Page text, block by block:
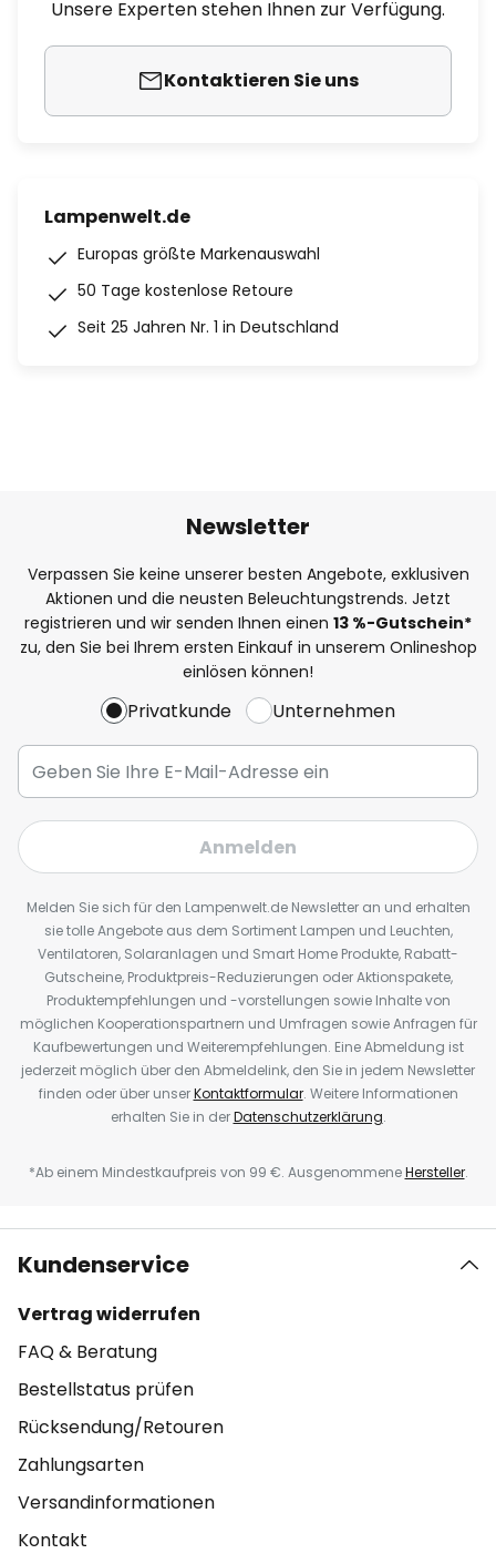
Unsere Experten stehen Ihnen zur Verfügung.
Kontaktieren Sie uns
Lampenwelt.de
Europas größte Markenauswahl
50 Tage kostenlose Retoure
Seit 25 Jahren Nr. 1 in Deutschland
Newsletter
Verpassen Sie keine unserer besten Angebote, exklusiven
Aktionen und die neusten Beleuchtungstrends. Jetzt
registrieren und wir senden Ihnen einen 13 %-Gutschein*
zu, den Sie bei Ihrem ersten Einkauf in unserem Onlineshop
einlösen können!
Privatkunde Unternehmen
Anmelden
Melden Sie sich für den Lampenwelt.de Newsletter an und erhalten
sie tolle Angebote aus dem Sortiment Lampen und Leuchten,
Ventilatoren, Solaranlagen und Smart Home Produkte, Rabatt-
Gutscheine, Produktpreis-Reduzierungen oder Aktionspakete,
Produktempfehlungen und -vorstellungen sowie Inhalte von
möglichen Kooperationspartnern und Umfragen sowie Anfragen für
Kaufbewertungen und Weiterempfehlungen. Eine Abmeldung ist
jederzeit möglich über den Abmeldelink, den Sie in jedem Newsletter
finden oder über unserKontaktformular. Weitere Informationen
erhalten Sie in derDatenschutzerklärung.
*Ab einem Mindestkaufpreis von 99 €. AusgenommeneHersteller.
Kundenservice
Vertrag widerrufen
FAQ & Beratung
Bestellstatus prüfen
Rücksendung/Retouren
Zahlungsarten
Versandinformationen
Kontakt